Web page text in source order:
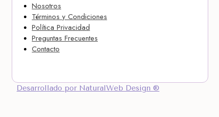
Nosotros
Términos y Condiciones
Política Privacidad
Preguntas Frecuentes
Contacto
Desarrollado por NaturalWeb Design ®